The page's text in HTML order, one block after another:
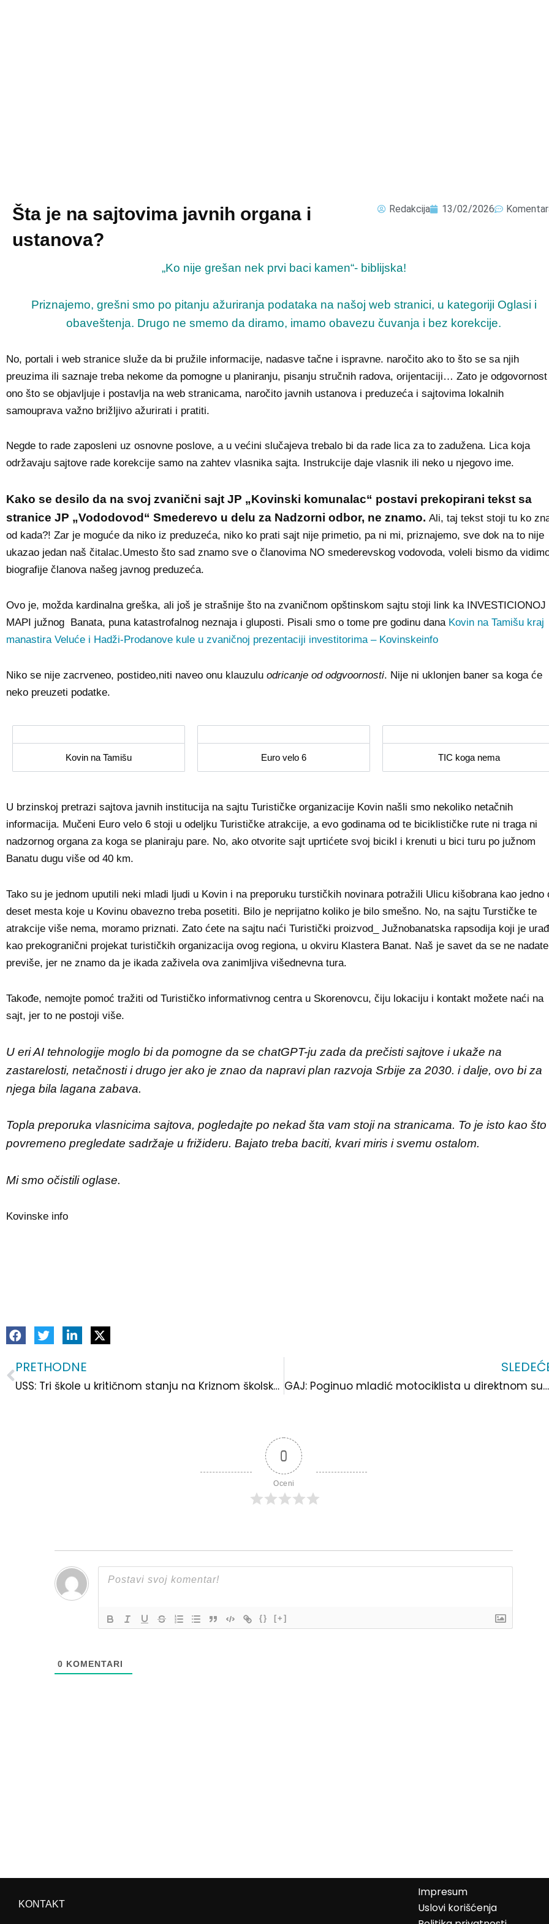
Šta je na sajtovima javnih organa i
ustanova?
Redakcija 13/02/2026
„Ko nije grešan nek prvi baci kamen“- biblijska!
Priznajemo, grešni smo po pitanju ažuriranja podataka na našoj web stranici, u kategoriji Oglasi i
obaveštenja. Drugo ne smemo da diramo, imamo obavezu čuvanja i bez korekcije.
No, portali i web stranice služe da bi pružile informacije, nadasve tačne i ispravne. naročito ako to što se sa njih
preuzima ili saznaje treba nekome da pomogne u planiranju, pisanju stručnih radova, orijentaciji… Zato je
ono što se objavljuje i postavlja na web stranicama, naročito javnih ustanova i preduzeća i sajtovima lokalnih
samouprava važno brižljivo ažurirati i pratiti.
Negde to rade zaposleni uz osnovne poslove, a u većini slučajeva trebalo bi da rade lica za to zadužena. Lica koja
održavaju sajtove rade korekcije samo na zahtev vlasnika sajta. Instrukcije daje vlasnik ili neko u njegovo ime.
Kako se desilo da na svoj zvanični sajt JP „Kovinski komunalac“ postavi prekopirani tekst sa
stranice JP „Vododovod“ Smederevo u delu za Nadzorni odbor, ne znamo. Ali, taj tekst stoji tu ko
od kada?! Zar je moguće da niko iz preduzeća, niko ko prati sajt nije primetio, pa ni mi, priznajemo, sve dok na to nije
ukazao jedan naš čitalac.Umesto što sad znamo sve o članovima NO smederevskog vodovoda, voleli bismo da
biografije članova našeg javnog preduzeća.
Ovo je, možda kardinalna greška, ali još je strašnije što na zvaničnom opštinskom sajtu stoji link ka INVESTICIONOJ
MAPI južnog Banata, puna katastrofalnog neznaja i gluposti. Pisali smo o tome pre godinu dana Kovin na Tamišu kraj
manastira Veluće i Hadži-Prodanove kule u zvaničnoj prezentaciji investitorima – Kovinskeinfo
Niko se nije zacrveneo, postideo,niti naveo onu klauzulu odricanje od odgvoornosti. Nije ni uklonjen baner sa koga će
neko preuzeti podatke.
Kovin na Tamišu Euro velo 6 TIC koga nema
U brzinskoj pretrazi sajtova javnih institucija na sajtu Turističke organizacije Kovin našli smo nekoliko netačnih
informacija. Mučeni Euro velo 6 stoji u odeljku Turističke atrakcije, a evo godinama od te biciklističke rute ni traga ni
nadzornog organa za koga se planiraju pare. No, ako otvorite sajt uprtićete svoj bicikl i krenuti u bici turu po južnom
Banatu dugu više od 40 km.
Tako su je jednom uputili neki mladi ljudi u Kovin i na preporuku turstičkih novinara potražili Ulicu kišobrana kao jedno
deset mesta koje u Kovinu obavezno treba posetiti. Bilo je neprijatno koliko je bilo smešno. No, na sajtu Turstičke te
atrakcije više nema, moramo priznati. Zato ćete na sajtu naći Turistički proizvod_ Južnobanatska rapsodija koji je
kao prekogranični projekat turističkih organizacija ovog regiona, u okviru Klastera Banat. Naš je savet da se ne nadate
previše, jer ne znamo da je ikada zaživela ova zanimljiva višednevna tura.
Takođe, nemojte pomoć tražiti od Turističko informativnog centra u Skorenovcu, čiju lokaciju i kontakt možete naći na
sajt, jer to ne postoji više.
U eri AI tehnologije moglo bi da pomogne da se chatGPT-ju zada da prečisti sajtove i ukaže na
zastarelosti, netačnosti i drugo jer ako je znao da napravi plan razvoja Srbije za 2030. i dalje, ovo bi za
njega bila lagana zabava.
Topla preporuka vlasnicima sajtova, pogledajte po nekad šta vam stoji na stranicama. To je isto kao što
povremeno pregledate sadržaje u frižideru. Bajato treba baciti, kvari miris i svemu ostalom.
Mi smo očistili oglase.
Kovinske info
Prev
PRETHODNE
USS: Tri škole u kritičnom stanju na Kriznom školskom semaforu GAJ: Poginuo mladić motociklista u direktnom sudaru
0
Oceni
{} [+]
0 KOMENTARI
KONTAKT
Impresum
Uslovi korišćenja